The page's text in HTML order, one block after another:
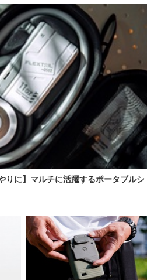
りに】マルチに活躍するポータブルシ